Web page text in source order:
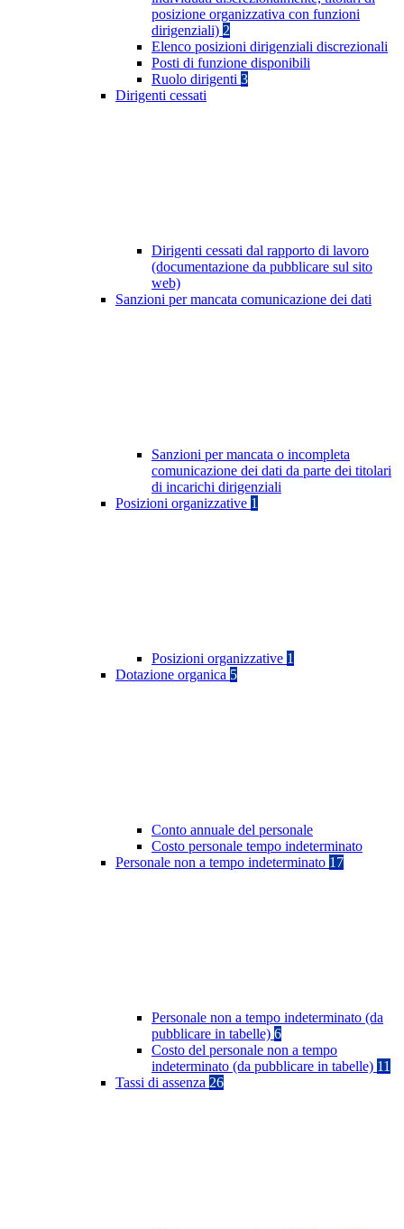
posizione organizzativa con funzioni
dirigenziali) 2
Elenco posizioni dirigenziali discrezionali
Posti di funzione disponibili
Ruolo dirigenti 3
Dirigenti cessati
Dirigenti cessati dal rapporto di lavoro
(documentazione da pubblicare sul sito
web)
Sanzioni per mancata comunicazione dei dati
Sanzioni per mancata o incompleta
comunicazione dei dati da parte dei titolari
di incarichi dirigenziali
Posizioni organizzative 1
Posizioni organizzative 1
Dotazione organica 5
Conto annuale del personale
Costo personale tempo indeterminato
Personale non a tempo indeterminato 17
Personale non a tempo indeterminato (da
pubblicare in tabelle) 6
Costo del personale non a tempo
indeterminato (da pubblicare in tabelle) 11
Tassi di assenza 26